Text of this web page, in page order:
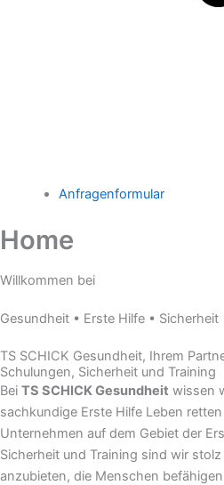
Anfragenformular
Home
Willkommen bei
Gesundheit • Erste Hilfe • Sicherheit
TS SCHICK Gesundheit, Ihrem
Schulungen, Sicherheit und Training
Bei TS SCHICK Gesundheit wissen
sachkundige Erste Hilfe Leben
Unternehmen auf dem Gebiet der
Sicherheit und Training sind wir
anzubieten, die Menschen